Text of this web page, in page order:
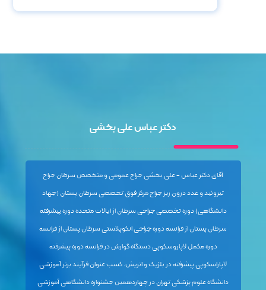
دکتر عباس علی بخشی
آقای دکتر عباس - علی بخشی جراح عمومی و متخصص سرطان جراح
تیروئید و غدد درون ریز جراح مرکز فوق تخصصی سرطان پستان (جهاد
دانشگاهی) دوره تخصصی جراحی سرطان از ایالات متحده دوره پیشرفته
سرطان پستان از فرانسه دوره جراحی انکوپلاستی سرطان پستان از فرانسه
دوره مکمل لاپاروسکوپی دستگاه گوارش در فرانسه دوره پیشرفته
لاپاراسکوپی پیشرفته در بلژیک و اتریش. کسب عنوان فرآیند برتر آموزشی
دانشگاه علوم پزشکی تهران در چهاردهمین جشنواره دانشگاهی آموزشی